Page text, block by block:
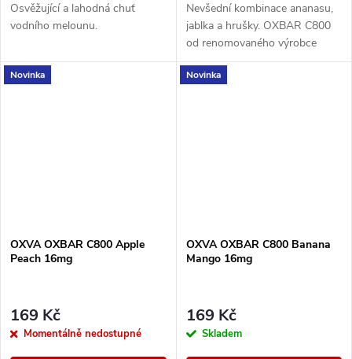
Osvěžující a lahodná chuť
vodního melounu.
Nevšední kombinace ananasu,
jablka a hrušky. OXBAR C800
od renomovaného výrobce
OXVA přináší moderní
krystalický design, který nejen
Novinka
OXVA OXBAR C800 Apple
Peach 16mg
169 Kč
Momentálně nedostupné
Novinka
OXVA OXBAR C800 Banana
Mango 16mg
169 Kč
Skladem